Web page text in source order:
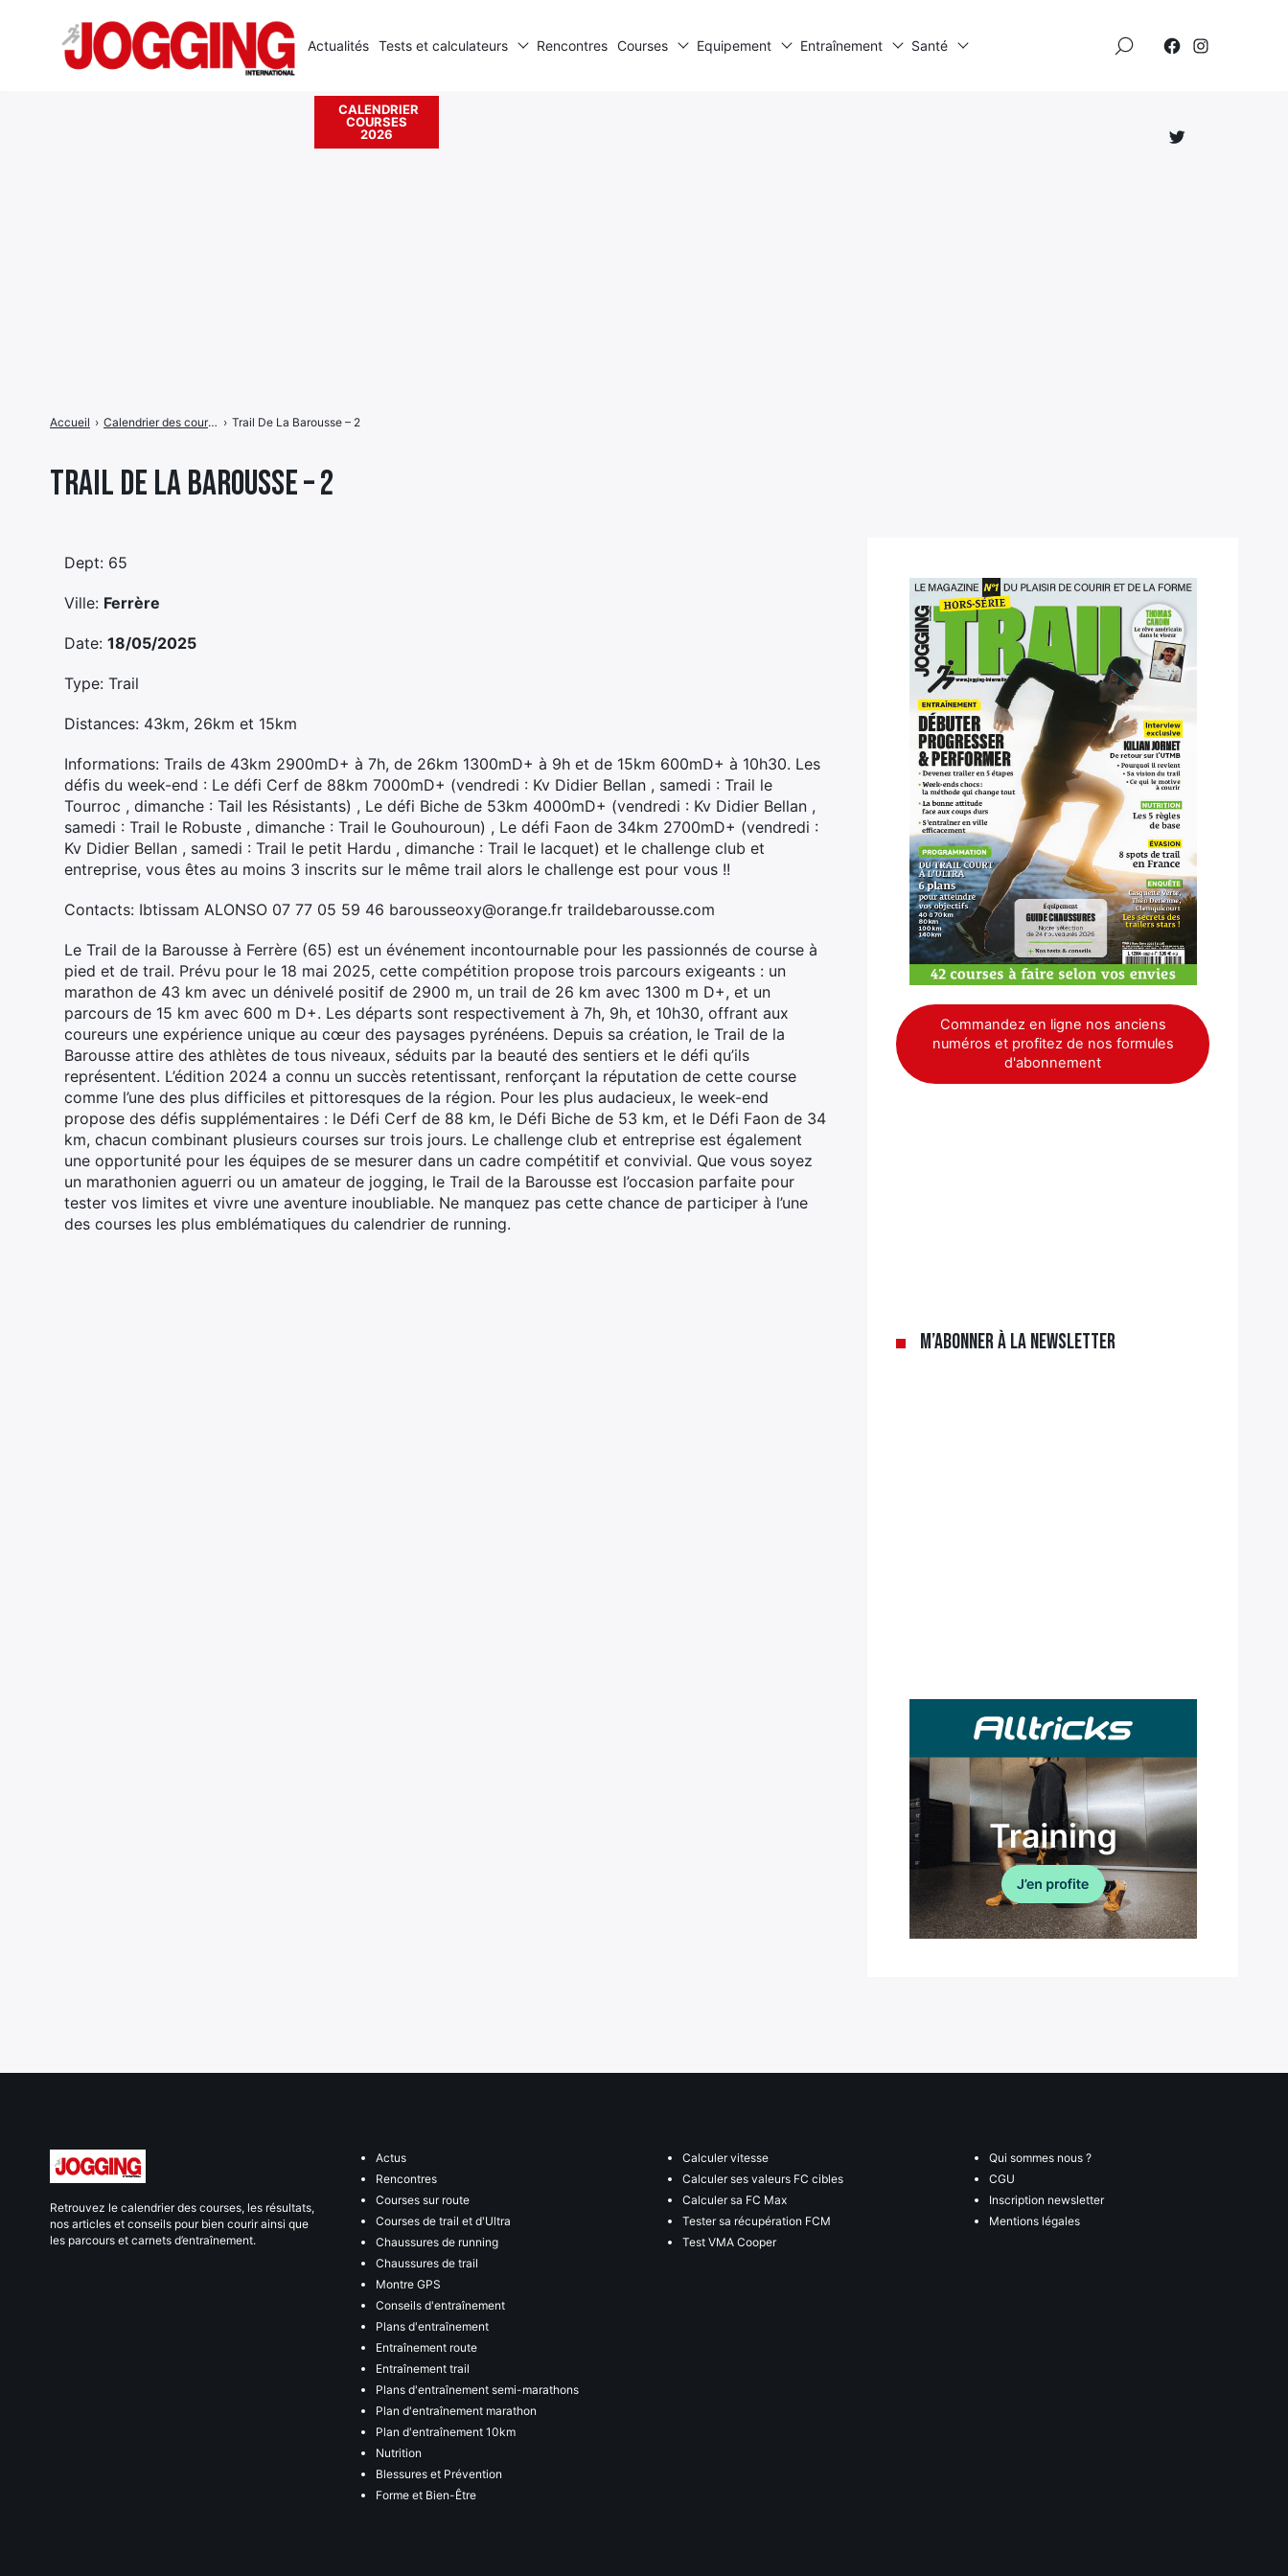
Trail De La Barousse – 2
Accueil › Calendrier des courses › Trail De La Barousse – 2
Dept: 65
Ville: Ferrère
Date: 18/05/2025
Type: Trail
Distances: 43km, 26km et 15km
Informations: Trails de 43km 2900mD+ à 7h, de 26km 1300mD+ à 9h et de 15km 600mD+ à 10h30. Les
défis du week-end : Le défi Cerf de 88km 7000mD+ (vendredi : Kv Didier Bellan , samedi : Trail le
Tourroc , dimanche : Tail les Résistants) , Le défi Biche de 53km 4000mD+ (vendredi : Kv Didier Bellan ,
samedi : Trail le Robuste , dimanche : Trail le Gouhouroun) , Le défi Faon de 34km 2700mD+ (vendredi :
Kv Didier Bellan , samedi : Trail le petit Hardu , dimanche : Trail le lacquet) et le challenge club et
entreprise, vous êtes au moins 3 inscrits sur le même trail alors le challenge est pour vous !!
Contacts: Ibtissam ALONSO 07 77 05 59 46 barousseoxy@orange.fr traildebarousse.com
Le Trail de la Barousse à Ferrère (65) est un événement incontournable pour les passionnés de course à
pied et de trail. Prévu pour le 18 mai 2025, cette compétition propose trois parcours exigeants : un
marathon de 43 km avec un dénivelé positif de 2900 m, un trail de 26 km avec 1300 m D+, et un
parcours de 15 km avec 600 m D+. Les départs sont respectivement à 7h, 9h, et 10h30, offrant aux
coureurs une expérience unique au cœur des paysages pyrénéens. Depuis sa création, le Trail de la
Barousse attire des athlètes de tous niveaux, séduits par la beauté des sentiers et le défi qu’ils
représentent. L’édition 2024 a connu un succès retentissant, renforçant la réputation de cette course
comme l’une des plus difficiles et pittoresques de la région. Pour les plus audacieux, le week-end
propose des défis supplémentaires : le Défi Cerf de 88 km, le Défi Biche de 53 km, et le Défi Faon de 34
km, chacun combinant plusieurs courses sur trois jours. Le challenge club et entreprise est également
une opportunité pour les équipes de se mesurer dans un cadre compétitif et convivial. Que vous soyez
un marathonien aguerri ou un amateur de jogging, le Trail de la Barousse est l’occasion parfaite pour
tester vos limites et vivre une aventure inoubliable. Ne manquez pas cette chance de participer à l’une
des courses les plus emblématiques du calendrier de running.
Commandez en ligne nos anciens
numéros et profitez de nos formules
d'abonnement
M’abonner à la newsletter
Actualités Tests et calculateurs Rencontres Courses Equipement Entraînement Santé
CALENDRIER
COURSES
2026
Élément
Retrouvez le calendrier des courses, les résultats,
nos articles et conseils pour bien courir ainsi que
les parcours et carnets d’entraînement.
Actus
Rencontres
Courses sur route
Courses de trail et d'Ultra
Chaussures de running
Chaussures de trail
Montre GPS
Conseils d'entraînement
Plans d'entraînement
Entraînement route
Entraînement trail
Plans d'entraînement semi-marathons
Plan d'entraînement marathon
Plan d'entraînement 10km
Nutrition
Blessures et Prévention
Forme et Bien-Être
Calculer vitesse
Calculer ses valeurs FC cibles
Calculer sa FC Max
Tester sa récupération FCM
Test VMA Cooper
Qui sommes nous ?
CGU
Inscription newsletter
Mentions légales
Rechercher